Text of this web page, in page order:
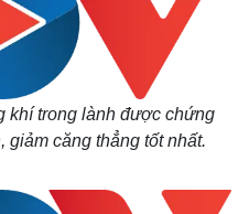
khí trong lành được chứng
căng thẳng tốt nhất.